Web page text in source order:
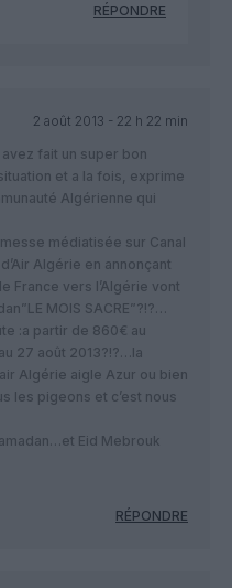
RÉPONDRE
2 août 2013 - 22 h 22 min
fait un super bon
et a la fois, exprime
Algérienne qui
médiatisée sur Canal
Algérie en annonçant
France vers l’Algérie vont
MOIS SACRE”?!?…
:a partir de 860€ au
27 août 2013?!?…la
Algérie aigle Azur ou bien
les pigeons et c’est nous
Eid Mebrouk
RÉPONDRE